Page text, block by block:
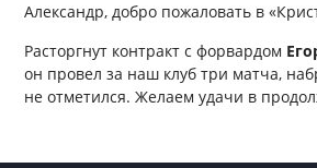
Александр, добро пожаловать в
Расторгнут контракт с форвардом
он провел за наш клуб три матча,
не отметился. Желаем удачи в